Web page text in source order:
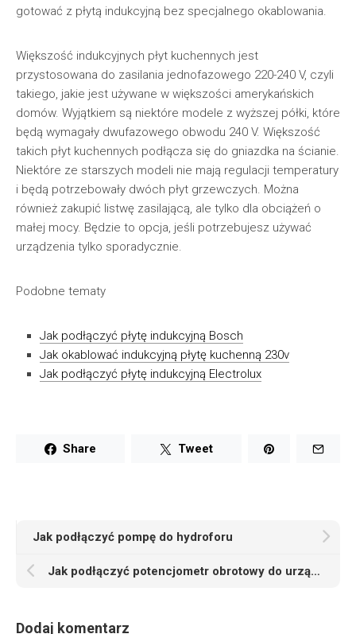
gotować z płytą indukcyjną bez specjalnego okablowania.
Większość indukcyjnych płyt kuchennych jest
przystosowana do zasilania jednofazowego 220-240 V, czyli
takiego, jakie jest używane w większości amerykańskich
domów. Wyjątkiem są niektóre modele z wyższej półki, które
będą wymagały dwufazowego obwodu 240 V. Większość
takich płyt kuchennych podłącza się do gniazdka na ścianie.
Niektóre ze starszych modeli nie mają regulacji temperatury
i będą potrzebowały dwóch płyt grzewczych. Można
również zakupić listwę zasilającą, ale tylko dla obciążeń o
małej mocy. Będzie to opcja, jeśli potrzebujesz używać
urządzenia tylko sporadycznie.
Podobne tematy
Jak podłączyć płytę indukcyjną Bosch
Jak okablować indukcyjną płytę kuchenną 230v
Jak podłączyć płytę indukcyjną Electrolux
Share Tweet
Jak podłączyć pompę do hydroforu
Jak podłączyć potencjometr obrotowy do urządzenia elektronicznego
Dodaj komentarz